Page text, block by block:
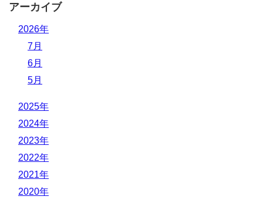
アーカイブ
2026年
7月
6月
5月
2025年
2024年
2023年
2022年
2021年
2020年